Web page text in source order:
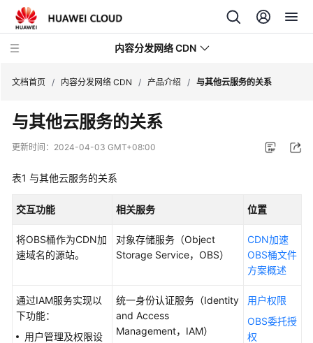
内容分发网络 CDN
最
新
态
服
公
告
品
介
文档首页 / 内容分发网络 CDN / 产品介绍 / 与其他云服务的关系
与其他云服务的关系
更新时间： 2024-04-03 GMT+08:00
表1 与其他云服务的关系
交互功能 相关服务 位置
将OBS桶作为CDN加
速域名的源站。
对象存储服务（Object
Storage Service，OBS）
CDN加速
OBS桶文件
方案概述
通过IAM服务实现以
下功能：
用户管理及权限设
统一身份认证服务（Identity
and Access
Management，IAM）
用户权限
OBS委托授
权